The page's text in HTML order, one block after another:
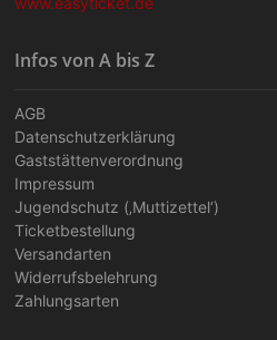
Infos von A bis Z
AGB
Datenschutzerklärung
Gaststättenverordnung
Impressum
Jugendschutz (‚Muttizettel‘)
Ticketbestellung
Versandarten
Widerrufsbelehrung
Zahlungsarten